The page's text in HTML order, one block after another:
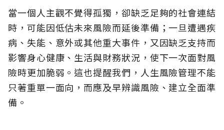
當一個人主觀不覺得孤獨，卻缺乏足夠的社會連結
時，可能因低估未來風險而延後準備；一旦遭遇疾
病、失能、意外或其他重大事件，又因缺乏支持而
影響身心健康、生活與財務狀況，使下一次面對風
險時更加脆弱。這也提醒我們，人生風險管理不能
只著重單一面向，而應及早辨識風險、建立全面準
備。